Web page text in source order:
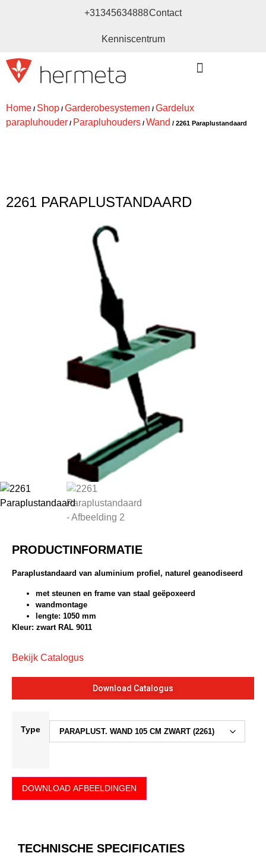
+31345634888Contact
Kenniscentrum
Home / Shop / Garderobesystemen / Gardelux
parapluhouder / Parapluhouders / Wand / 2261 Paraplustandaard
2261 PARAPLUSTANDAARD
PRODUCTINFORMATIE
Paraplustandaard van aluminium profiel, naturel geanodiseerd
met steunen en frame van staal geëpoxeerd
wandmontage
lengte: 1050 mm
Kleur: zwart RAL 9011
Bekijk Catalogus
Download Catalogus
Type
DOWNLOAD AFBEELDINGEN
TECHNISCHE SPECIFICATIES